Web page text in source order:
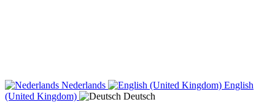
Nederlands
English
(United Kingdom)
Deutsch